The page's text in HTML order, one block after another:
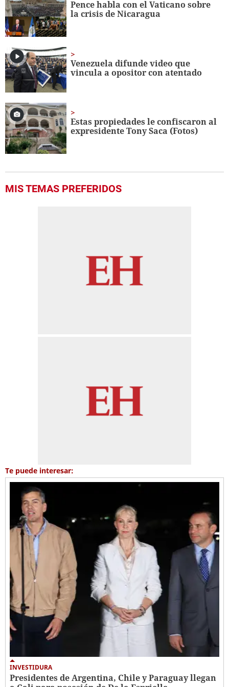
18
seconds
Pence habla con el Vaticano sobre
la crisis de Nicaragua
Venezuela difunde video que
vincula a opositor con atentado
Estas propiedades le confiscaron al
expresidente Tony Saca (Fotos)
MIS TEMAS PREFERIDOS
Te puede interesar:
INVESTIDURA
Presidentes de Argentina, Chile y Paraguay llegan